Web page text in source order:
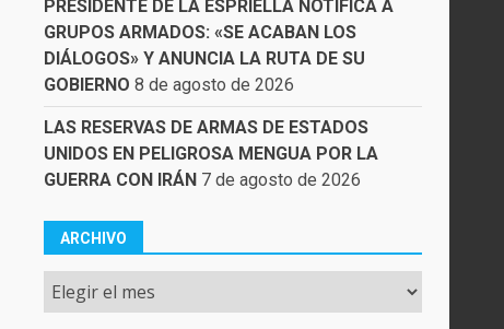
PRESIDENTE DE LA ESPRIELLA NOTIFICA A
GRUPOS ARMADOS: «SE ACABAN LOS
DIÁLOGOS» Y ANUNCIA LA RUTA DE SU
GOBIERNO 8 de agosto de 2026
LAS RESERVAS DE ARMAS DE ESTADOS
UNIDOS EN PELIGROSA MENGUA POR LA
GUERRA CON IRÁN 7 de agosto de 2026
ARCHIVO
Archivo